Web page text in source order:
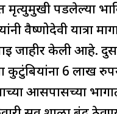
मृत्युमुखी पडलेल्या
वैष्णोदेवी यात्रा
जाहीर केली आहे.
कुटुंबियांना 6 लाख
आसपासच्या